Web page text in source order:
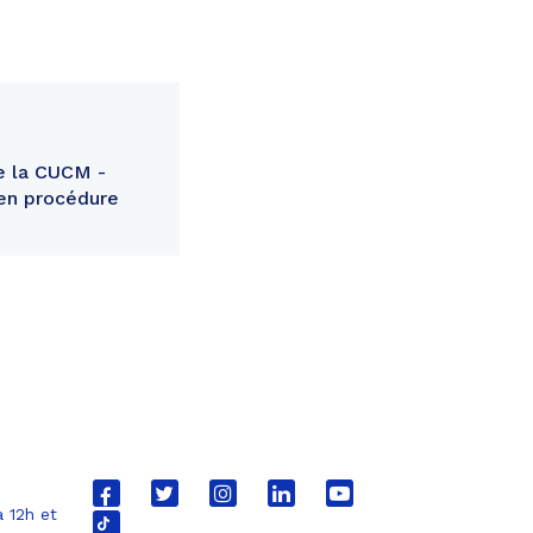
la CUCM -
procédure
12h et
Lien
Lien
Lien
Lien
Lien